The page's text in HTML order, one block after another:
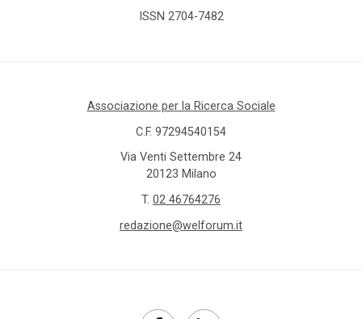
ISSN 2704-7482
Associazione per la Ricerca Sociale
C.F. 97294540154
Via Venti Settembre 24
20123 Milano
T. 02 46764276
redazione@welforum.it